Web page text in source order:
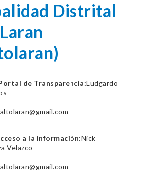
Distrital
de Transparencia:Ludgardo
a la información:Nick
Velazco